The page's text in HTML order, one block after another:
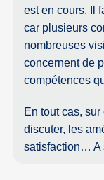
est en cours. Il
car plusieurs
nombreuses
concernent de
compétences
En tout cas,
discuter, les
satisfaction… A